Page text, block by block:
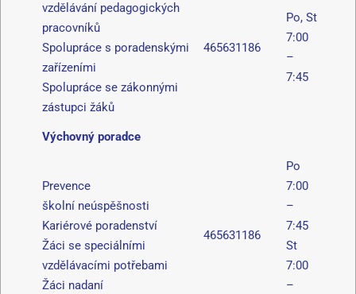
vzdělávání pedagogických
pracovníků
Spolupráce s poradenskými
zařízeními
Spolupráce se zákonnými
zástupci žáků
465631186
Po, St
7:00
–
7:45
Výchovný poradce
Prevence
školní neúspěšnosti
Kariérové poradenství
Žáci se speciálními
vzdělávacími potřebami
Žáci nadaní
465631186
Po
7:00
–
7:45
St
7:00
–